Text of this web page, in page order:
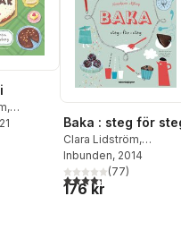
,
Totalt antal röster:
Baka : steg för
Clara Lidström,
Annakarin Nyberg
Inbunden, 2014
4,3utav 5 stjärnor.
(77)
176 kr